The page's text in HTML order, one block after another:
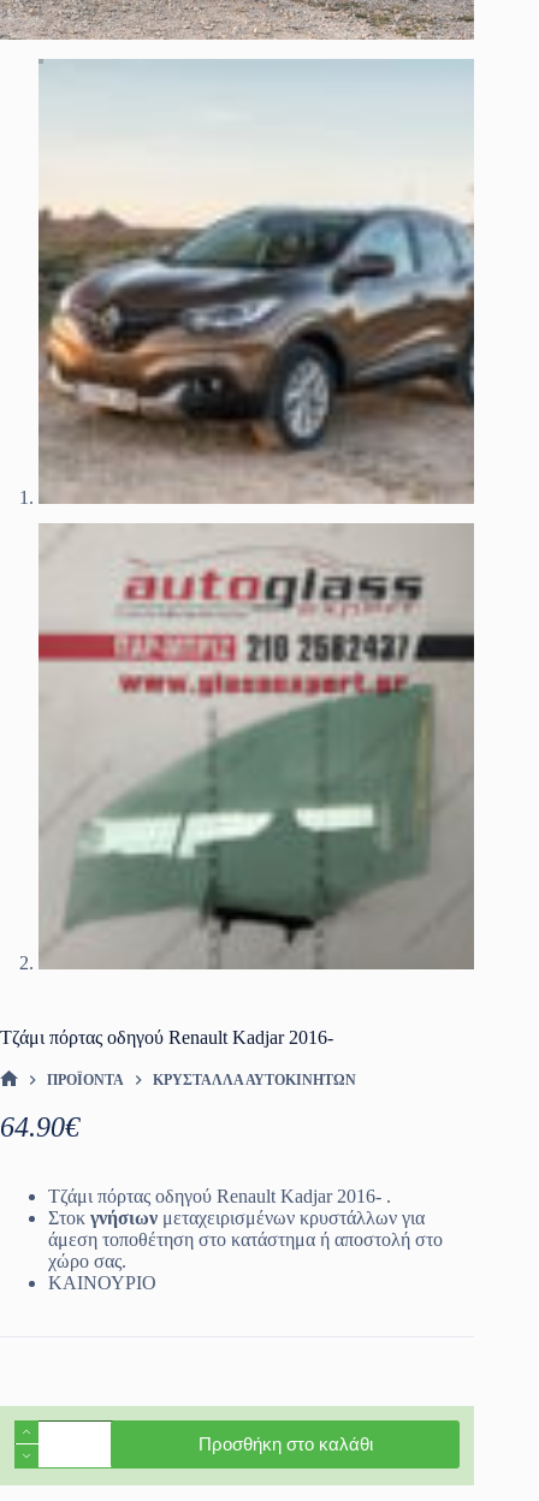
Τζάμι πόρτας οδηγού Renault Kadjar 2016-
ΠΡΟΪΌΝΤΑ ΚΡΎΣΤΑΛΛΑ ΑΥΤΟΚΙΝΉΤΩΝ
64.90€
Τζάμι πόρτας οδηγού Renault Kadjar 2016- .
Στοκ γνήσιων μεταχειρισμένων κρυστάλλων για
άμεση τοποθέτηση στο κατάστημα ή αποστολή στο
χώρο σας.
ΚΑΙΝΟΥΡΙΟ
Τζάμι
πόρτας
οδηγού
Renault
Προσθήκη στο καλάθι